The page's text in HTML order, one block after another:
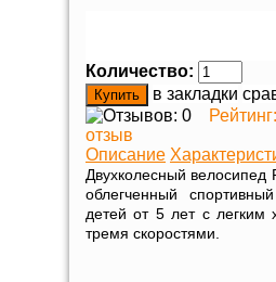
Количество:
в закладки
Рейтинг:
отзыв
Описание
Двухколесный велосипед
облегченный
детей от 5 лет с легким
тремя скоростями.